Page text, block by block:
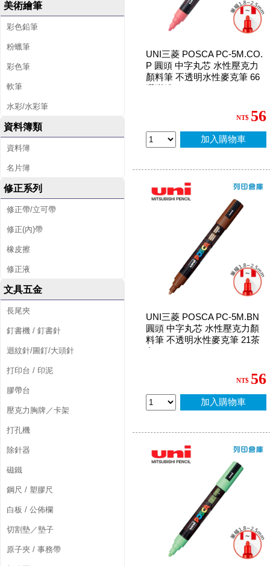
美術繪筆
彩色鉛筆
粉蠟筆
彩色筆
軟筆
水彩/水彩筆
資料簿類
資料簿
名片簿
修正系列
修正帶/立可帶
修正(內)帶
橡皮擦
修正液
文具五金
長尾夾
釘書機 / 釘書針
迴紋針/圖釘/大頭針
打印台 / 印泥
膠帶台
壓克力胸牌／卡架
打孔機
除針器
磁鐵
鋼尺 / 塑膠尺
白板 / 公佈欄
切割墊／墊子
原子夾 / 事務帶
UNI三菱 POSCA PC-5M.CO.
P 圓頭 中字丸芯 水性壓克力
顏料筆 不透明水性麥克筆 66
珊瑚粉
NT$ 56
加入購物車
UNI三菱 POSCA PC-5M.BN
圓頭 中字丸芯 水性壓克力顏
料筆 不透明水性麥克筆 21茶
色
NT$ 56
加入購物車